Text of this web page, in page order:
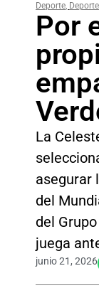
Deporte,
Por
La
asegurar
del
del
juega
junio 21, 2026